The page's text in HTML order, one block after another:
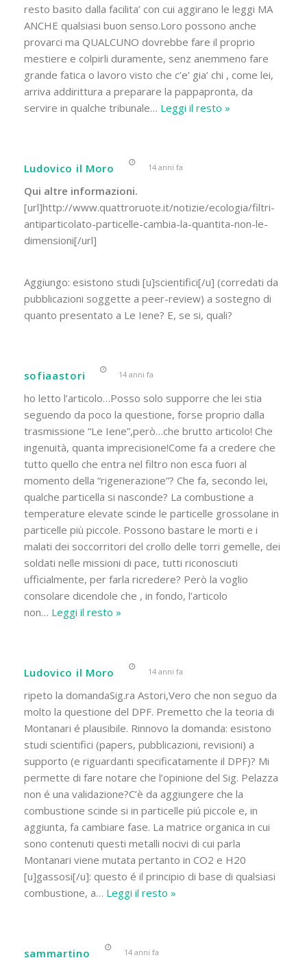
resto basito dalla facilita’ con cui aggirano le leggi MA
ANCHE qualsiasi buon senso.Loro possono anche
provarci ma QUALCUNO dovrebbe fare il proprio
mestiere e colpirli duramente, senz anemmeno fare
grande fatica o lavoro visto che c’e’ gia’ chi , come lei,
arriva addirittura a preparare la pappapronta, da
servire in qualche tribunale… Leggi il resto »
Ludovico il Moro 14 anni fa
Qui altre informazioni.
[url]http://www.quattroruote.it/notizie/ecologia/filtri-
antiparticolato-particelle-cambia-la-quantita-non-le-
dimensioni[/url]
Aggiungo: esistono studi [u]scientifici[/u] (corredati da
pubblicazioni soggette a peer-review) a sostegno di
quanto presentato a Le Iene? E, se si, quali?
sofiaastori 14 anni fa
ho letto l’articolo…Posso solo supporre che lei stia
seguendo da poco la questione, forse proprio dalla
trasmissione “Le Iene”,però…che brutto articolo! Che
ingenuità, quanta imprecisione!Come fa a credere che
tutto quello che entra nel filtro non esca fuori al
momento della “rigenerazione”? Che fa, secondo lei,
qualche particella si nasconde? La combustione a
temperature elevate scinde le particelle grossolane in
particelle più piccole. Possono bastare le morti e i
malati dei soccorritori del crollo delle torri gemelle, dei
soldati nelle missioni di pace, tutti riconosciuti
ufficialmente, per farla ricredere? Però la voglio
consolare dicendole che , in fondo, l’articolo
non… Leggi il resto »
Ludovico il Moro 14 anni fa
ripeto la domandaSig.ra Astori,Vero che non seguo da
molto la questione del DPF. Premetto che la teoria di
Montanari é plausibile. Rinnovo la domanda: esistono
studi scientifici (papers, pubblicazioni, revisioni) a
supporto (e riguardanti specificatamente il DPF)? Mi
permette di fare notare che l’opinione del Sig. Pelazza
non é una validazione?C’è da aggiungere che la
combustione scinde si in particelle piú piccole e, in
aggiunta, fa cambiare fase. La matrice organica in cui
sono contenuti questi metalli nocivi di cui parla
Montanari viene mutata pertanto in CO2 e H20
[u]gassosi[/u]: questo é il principio di base di qualsiasi
combustione, a… Leggi il resto »
sammartino 14 anni fa